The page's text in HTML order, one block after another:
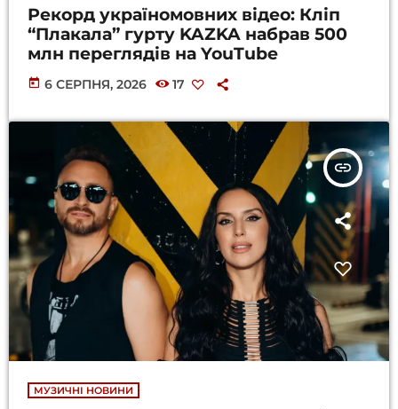
Рекорд україномовних відео: Кліп
“Плакала” гурту KAZKA набрав 500
млн переглядів на YouTube
today 6 СЕРПНЯ, 2026 17
insert_link
МУЗИЧНІ НОВИНИ